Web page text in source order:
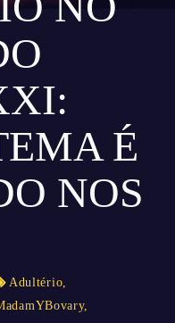
É
NOS
Adultério,
,